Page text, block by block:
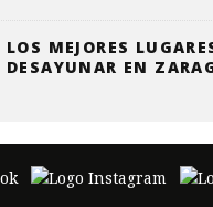
LOS MEJORES
DESAYUNAR EN